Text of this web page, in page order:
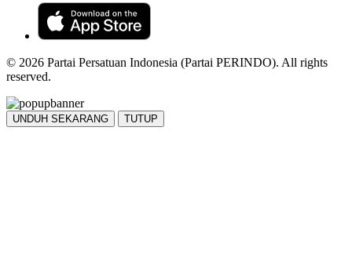
© 2026 Partai Persatuan Indonesia (Partai PERINDO). All rights
reserved.
UNDUH SEKARANG TUTUP